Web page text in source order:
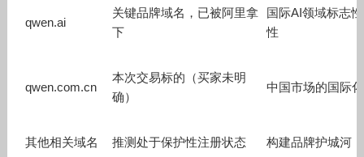
qwen.ai
关键品牌域名，已被阿里拿
下
国际AI领域标志
性
qwen.com.cn
本次交易标的（买家未明
确）
中国市场的国际
其他相关域名 推测处于保护性注册状态 构建品牌护城河